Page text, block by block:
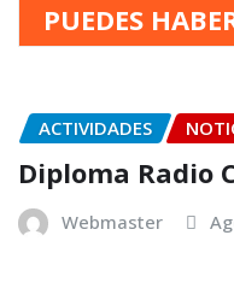
PUEDES
ACTIVIDADES
Diploma Radio
Webmaster